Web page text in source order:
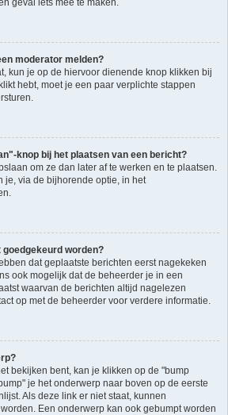
geval iets mee te maken.
moderator melden?
kun je op de hiervoor dienende knop klikken bij
hebt, moet je een paar verplichte stappen
knop bij het plaatsen van een bericht?
om ze dan later af te werken en te plaatsen.
je, via de bijhorende optie, in het
worden?
dat geplaatste berichten eerst nagekeken
ook mogelijk dat de beheerder je in een
waarvan de berichten altijd nagelezen
op met de beheerder voor verdere informatie.
bekijken bent, kan je klikken op de "bump
je het onderwerp naar boven op de eerste
Als deze link er niet staat, kunnen
Een onderwerp kan ook gebumpt worden